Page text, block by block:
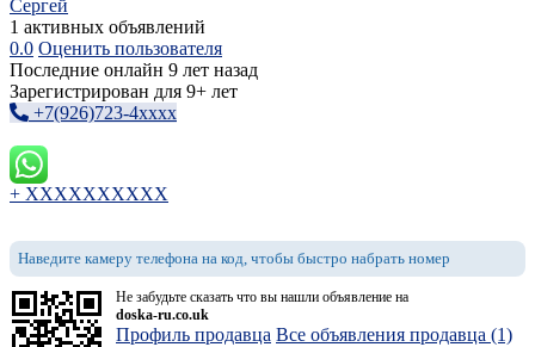
Сергей
1 активных объявлений
0.0 Оценить пользователя
Последние онлайн 9 лет назад
Зарегистрирован для 9+ лет
+7(926)723-4xxxx
+ XXXXXXXXXX
Наведите камеру телефона на код, чтобы быстро набрать номер
Не забудьте сказать что вы нашли объявление на
doska-ru.co.uk
Профиль продавца Все объявления продавца (1)